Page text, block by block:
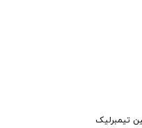
تیمبرلیک